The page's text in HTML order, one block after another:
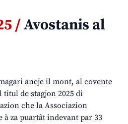
/Avostanis al
ancje il mont, al covente
titul de stagjon 2025 di
che la Associazion
à za puartât indevant par 33